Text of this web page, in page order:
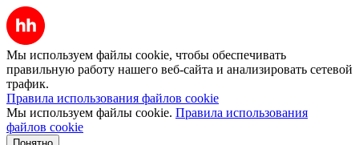
Мы используем файлы cookie, чтобы обеспечивать
правильную работу нашего веб-сайта и анализировать сетевой
трафик.
Правила использования файлов cookie
Мы используем файлы cookie. Правила использования
файлов cookie